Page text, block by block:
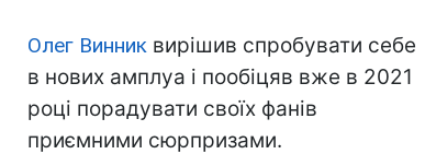
Олег Винник вирішив спробувати себе
в нових амплуа і пообіцяв вже в 2021
році порадувати своїх фанів
приємними сюрпризами.